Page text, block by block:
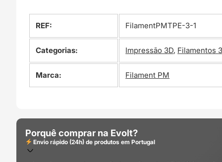
REF: FilamentPMTPE-3-1
Categorias: Impressão 3D, Filamentos
Marca: Filament PM
Porquê comprar na Evolt?
Envio rápido (24h) de produtos em Portugal